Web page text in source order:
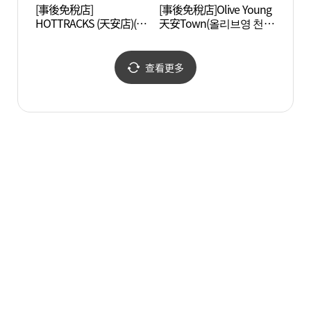
[事後免稅店]
HOTTRACKS (天安店)(핫
[事後免稅店]Olive Young
天安Town(올리브영 천안
查看更多